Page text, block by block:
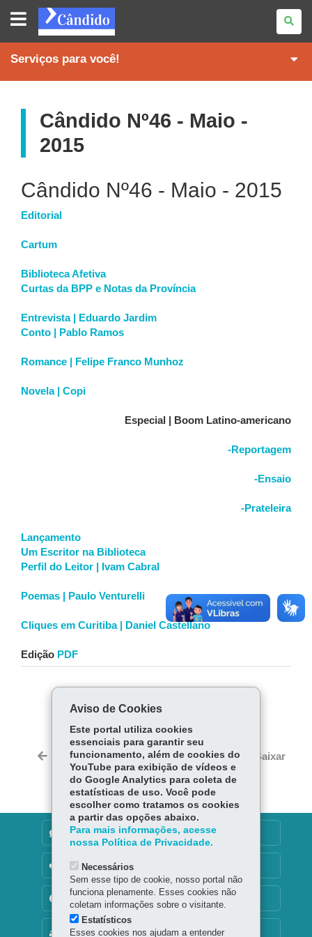
REVISTA
CÂNDIDO
Serviços para você!
Cândido Nº46 - Maio -
2015
Cândido Nº46 - Maio - 2015
Editorial
Cartum
Biblioteca Afetiva
Curtas da BPP e Notas da Província
Entrevista | Eduardo Jardim
Conto | Pablo Ramos
Romance | Felipe Franco Munhoz
Novela | Copi
Especial | Boom Latino-americano
-Reportagem
-Ensaio
-Prateleira
Lançamento
Um Escritor na Biblioteca
Perfil do Leitor | Ivam Cabral
Poemas | Paulo Venturelli
Cliques em Curitiba | Daniel Castellano
Edição PDF
ce
bo
ok
Tw
itt
er
ts
Ap
p
Voltar Início Imprimir Baixar
MAPA DO SITE
DENUNCIE CORRUPÇÃO
OUVIDORIA
TRANSPARÊNCIA INSTITUCIONAL
Aviso de Cookies
Este portal utiliza cookies
essenciais para garantir seu
funcionamento, além de cookies do
YouTube para exibição de vídeos e
do Google Analytics para coleta de
estatísticas de uso. Você pode
escolher como tratamos os cookies
a partir das opções abaixo.
Para mais informações, acesse
nossa Política de Privacidade.
Necessários
Sem esse tipo de cookie, nosso portal não
funciona plenamente. Esses cookies não
coletam informações sobre o visitante.
Estatísticos
Esses cookies nos ajudam a entender